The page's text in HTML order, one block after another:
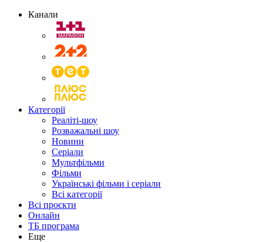
Канали
Категорії
Реаліті-шоу
Розважальні шоу
Новини
Серіали
Мультфільми
Фільми
Українські фільми і серіали
Всі категорії
Всі проєкти
Онлайн
ТБ програма
Еще